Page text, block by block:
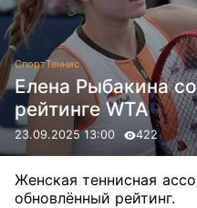
СпортТеннис
Елена Рыбакина
рейтинге WTA
23.09.2025 13:00 422
Женская теннисная
обновлённый рейтинг.